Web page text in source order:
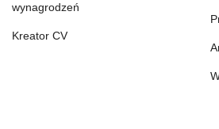
wynagrodzeń
Kreator CV